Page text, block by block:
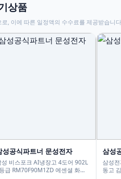
상품
, 이에 따른 일정액의 수수료를 제공받습니
성공식파트너 문성전자
성 비스포크 AI냉장고 4도어 902L
급 RM70F90M1ZD 에센셜 화이
삼성
삼성
동고